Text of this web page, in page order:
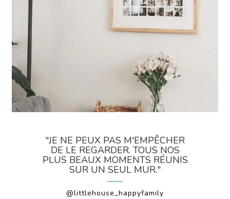
"JE NE PEUX PAS M'EMPÊCHER
DE LE REGARDER. TOUS NOS
PLUS BEAUX MOMENTS RÉUNIS
SUR UN SEUL MUR."
@littlehouse_happyfamily